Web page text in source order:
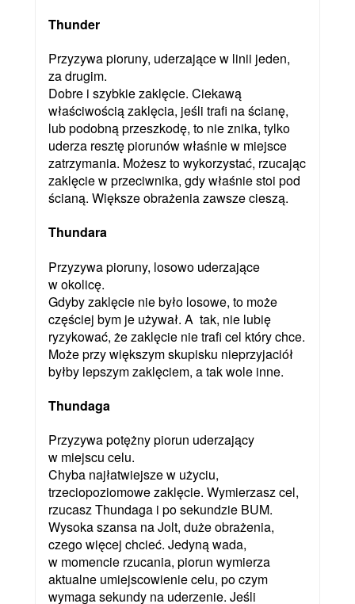
Thunder
Przyzywa pioruny, uderzające w linii jeden,
za drugim.
Dobre i szybkie zaklęcie. Ciekawą
właściwością zaklęcia, jeśli trafi na ścianę,
lub podobną przeszkodę, to nie znika, tylko
uderza resztę piorunów właśnie w miejsce
zatrzymania. Możesz to wykorzystać, rzucając
zaklęcie w przeciwnika, gdy właśnie stoi pod
ścianą. Większe obrażenia zawsze cieszą.
Thundara
Przyzywa pioruny, losowo uderzające
w okolicę.
Gdyby zaklęcie nie było losowe, to może
częściej bym je używał. A tak, nie lubię
ryzykować, że zaklęcie nie trafi cel który chce.
Może przy większym skupisku nieprzyjaciół
byłby lepszym zaklęciem, a tak wole inne.
Thundaga
Przyzywa potężny piorun uderzający
w miejscu celu.
Chyba najłatwiejsze w użyciu,
trzeciopoziomowe zaklęcie. Wymierzasz cel,
rzucasz Thundaga i po sekundzie BUM.
Wysoka szansa na Jolt, duże obrażenia,
czego więcej chcieć. Jedyną wada,
w momencie rzucania, piorun wymierza
aktualne umiejscowienie celu, po czym
wymaga sekundy na uderzenie. Jeśli